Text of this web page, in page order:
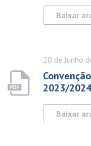
Baixar
20 deJunho
2023/2024
Baixar